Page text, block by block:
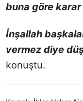
buna göre
İnşallah
vermez diye
konuştu.